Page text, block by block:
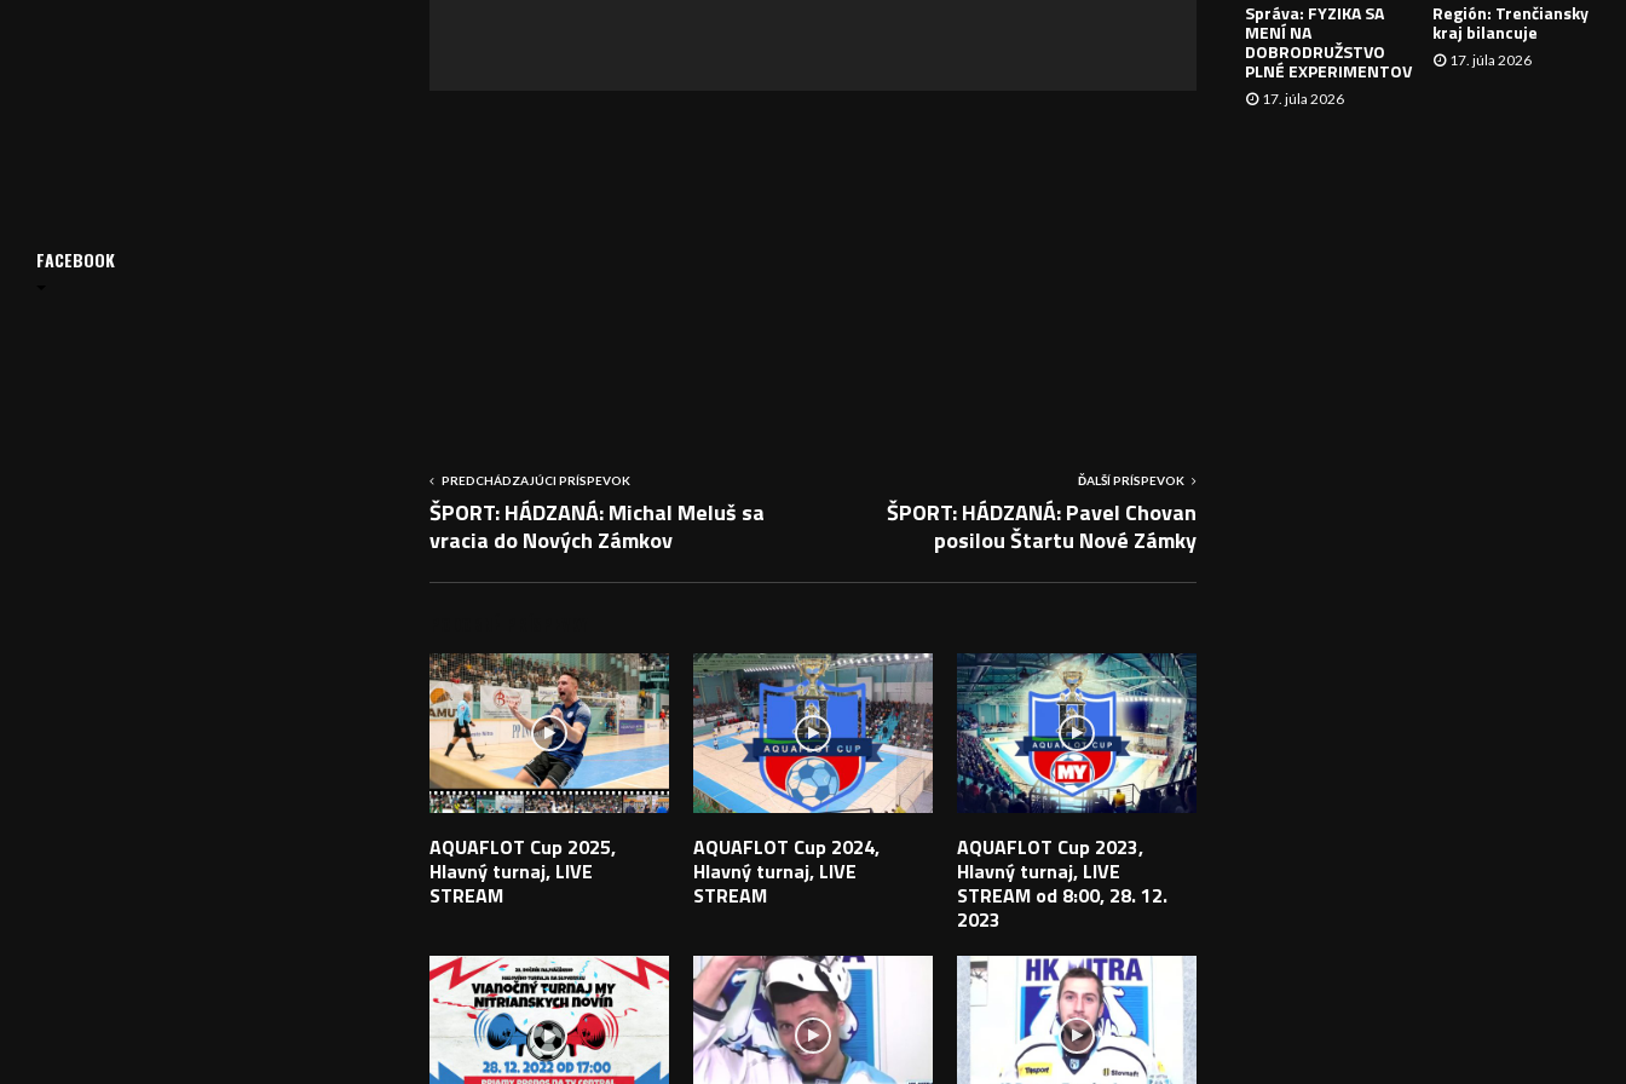
PREDCHÁDZAJÚCI PRÍSPEVOK
ŠPORT: HÁDZANÁ: Michal Meluš sa
vracia do Nových Zámkov
ĎALŠÍ PRÍSPEVOK
ŠPORT: HÁDZANÁ: Pavel Chovan
posilou Štartu Nové Zámky
AQUAFLOT Cup 2025,
Hlavný turnaj, LIVE
STREAM
AQUAFLOT Cup 2024,
Hlavný turnaj, LIVE
STREAM
AQUAFLOT Cup 2023,
Hlavný turnaj, LIVE
STREAM od 8:00, 28. 12.
2023
FACEBOOK
I
Správa: FYZIKA SA
MENÍ NA
DOBRODRUŽSTVO
PLNÉ EXPERIMENTOV
17. júla 2026
Región: Trenčiansky
kraj bilancuje
17. júla 2026